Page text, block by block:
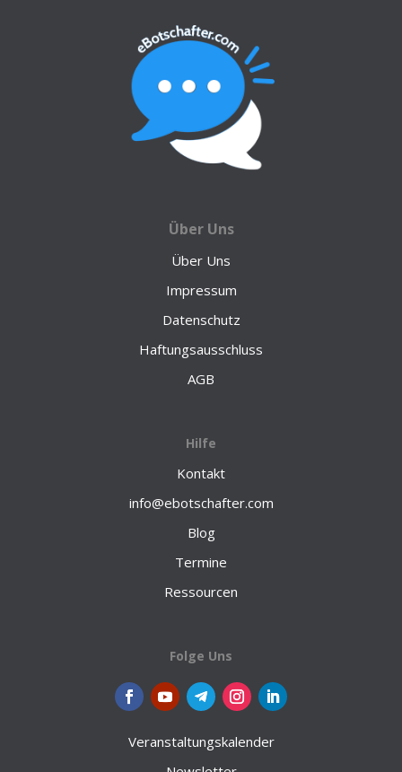
Über Uns
Über Uns
Impressum
Datenschutz
Haftungsausschluss
AGB
Hilfe
Kontakt
info@ebotschafter.com
Blog
Termine
Ressourcen
Folge Uns
Veranstaltungskalender